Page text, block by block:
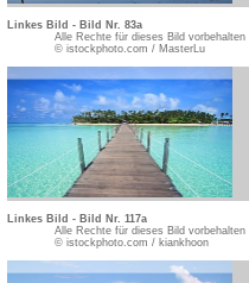
Linkes Bild - Bild Nr. 83a
Alle Rechte für dieses Bild vorbehalten
© istockphoto.com / MasterLu
Linkes Bild - Bild Nr. 117a
Alle Rechte für dieses Bild vorbehalten
© istockphoto.com / kiankhoon